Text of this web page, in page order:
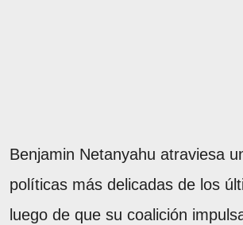
Benjamin Netanyahu atraviesa
políticas más delicadas de los
luego de que su coalición